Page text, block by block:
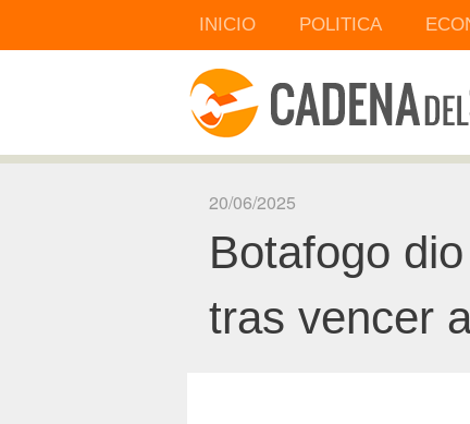
INICIO POLITICA
20/06/2025
Botafogo
tras vencer